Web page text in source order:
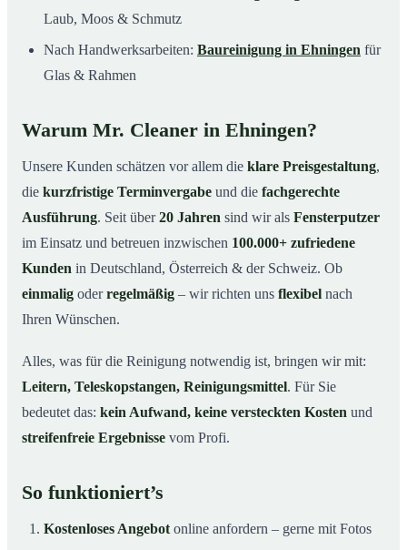
Laub, Moos & Schmutz
Nach Handwerksarbeiten: Baureinigung in Ehningen für
Glas & Rahmen
Warum Mr. Cleaner in Ehningen?
Unsere Kunden schätzen vor allem die klare Preisgestaltung,
die kurzfristige Terminvergabe und die fachgerechte
Ausführung. Seit über20 Jahren sind wir als Fensterputzer
im Einsatz und betreuen inzwischen 100.000+ zufriedene
Kunden in Deutschland, Österreich & der Schweiz. Ob
einmalig oderregelmäßig – wir richten uns flexibel nach
Ihren Wünschen.
Alles, was für die Reinigung notwendig ist, bringen wir mit:
Leitern, Teleskopstangen, Reinigungsmittel. Für Sie
bedeutet das: kein Aufwand, keine versteckten Kosten und
streifenfreie Ergebnisse vom Profi.
So funktioniert’s
Kostenloses Angebot online anfordern – gerne mit Fotos